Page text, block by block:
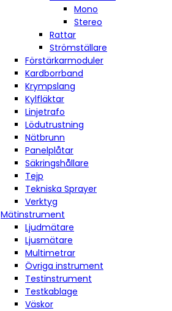
Mono
Stereo
Rattar
Strömställare
Förstärkarmoduler
Kardborrband
Krympslang
Kylfläktar
Linjetrafo
Lödutrustning
Nätbrunn
Panelplåtar
Säkringshållare
Tejp
Tekniska Sprayer
Verktyg
Mätinstrument
Ljudmätare
Ljusmätare
Multimetrar
Övriga instrument
Testinstrument
Testkablage
Väskor